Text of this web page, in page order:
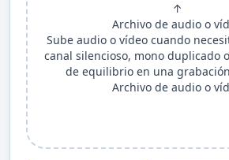
↑
Archivo de audio o
Sube audio o vídeo cuando
canal silencioso, mono duplicado
de equilibrio en una
Archivo de audio o